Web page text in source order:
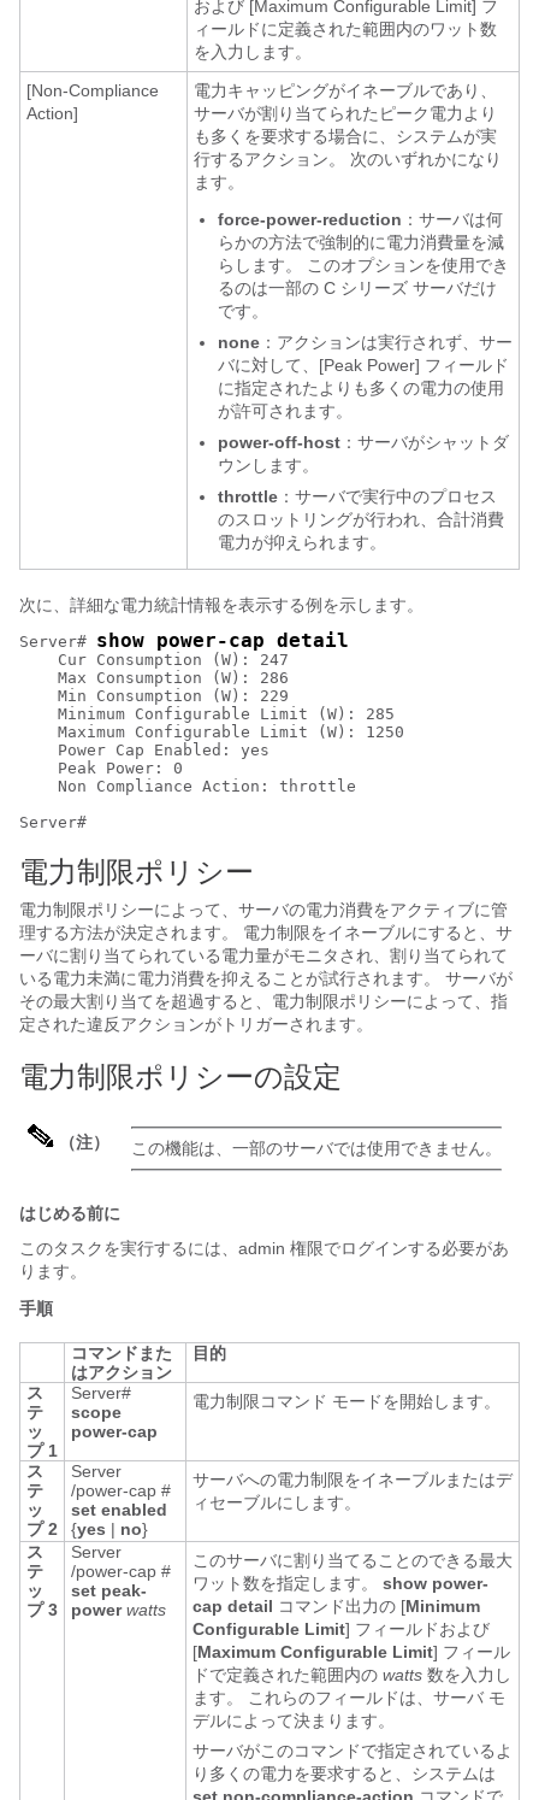
および [Maximum Configurable Limit] フ
ィールドに定義された範囲内のワット数
を入力します。
[Non-Compliance
Action]
電力キャッピングがイネーブルであり、
サーバが割り当てられたピーク電力より
も多くを要求する場合に、システムが実
行するアクション。 次のいずれかになり
ます。
force-power-reduction ：サーバは何
らかの方法で強制的に電力消費量を減
らします。 このオプションを使用でき
るのは一部の C シリーズ サーバだけ
です。
none ：アクションは実行されず、サー
バに対して、[Peak Power] フィールド
に指定されたよりも多くの電力の使用
が許可されます。
power-off-host ：サーバがシャットダ
ウンします。
throttle ：サーバで実行中のプロセス
のスロットリングが行われ、合計消費
電力が抑えられます。
次に、詳細な電力統計情報を表示する例を示します。
Server# show power-cap detail
    Cur Consumption (W): 247
    Max Consumption (W): 286
    Min Consumption (W): 229
    Minimum Configurable Limit (W): 285
    Maximum Configurable Limit (W): 1250
    Power Cap Enabled: yes
    Peak Power: 0
    Non Compliance Action: throttle
電力制限ポリシー
電力制限ポリシーによって、サーバの電力消費をアクティブに管
理する方法が決定されます。 電力制限をイネーブルにすると、サ
ーバに割り当てられている電力量がモニタされ、割り当てられて
いる電力未満に電力消費を抑えることが試行されます。 サーバが
その最大割り当てを超過すると、電力制限ポリシーによって、指
定された違反アクションがトリガーされます。
電力制限ポリシーの設定
（注） この機能は、一部のサーバでは使用できません。
はじめる前に
このタスクを実行するには、admin 権限でログインする必要があ
ります。
手順
コマンドまた
はアクション
目的
ス
テ
ッ
プ 1
Server#
scope
power-cap
電力制限コマンド モードを開始します。
ス
テ
ッ
プ 2
Server
/power-cap #
set enabled
{yes | no}
サーバへの電力制限をイネーブルまたはデ
ィセーブルにします。
ス
テ
ッ
プ 3
Server
/power-cap #
set peak-
power watts
このサーバに割り当てることのできる最大
ワット数を指定します。 show power-
cap detail コマンド出力の [Minimum
Configurable Limit] フィールドおよび
[Maximum Configurable Limit] フィール
ドで定義された範囲内の watts 数を入力し
ます。 これらのフィールドは、サーバ モ
デルによって決まります。
サーバがこのコマンドで指定されているよ
り多くの電力を要求すると、システムは